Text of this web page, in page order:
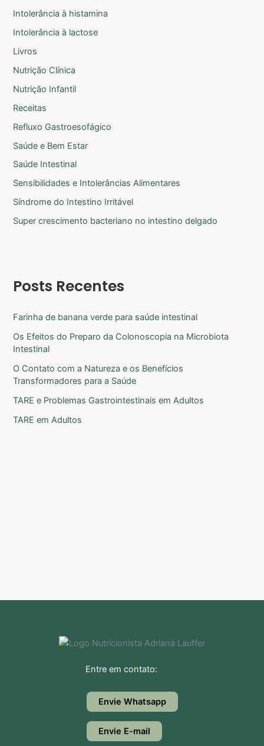
Intolerância à histamina
Intolerância à lactose
Livros
Nutrição Clínica
Nutrição Infantil
Receitas
Refluxo Gastroesofágico
Saúde e Bem Estar
Saúde Intestinal
Sensibilidades e Intolerâncias Alimentares
Síndrome do Intestino Irritável
Super crescimento bacteriano no intestino delgado
Posts Recentes
Farinha de banana verde para saúde intestinal
Os Efeitos do Preparo da Colonoscopia na Microbiota
Intestinal
O Contato com a Natureza e os Benefícios
Transformadores para a Saúde
TARE e Problemas Gastrointestinais em Adultos
TARE em Adultos
Entre em contato:
Envie Whatsapp
Envie E-mail